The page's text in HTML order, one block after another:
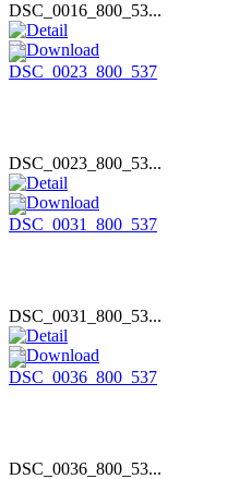
DSC_0016_800_53...
DSC_0023_800_53...
DSC_0031_800_53...
DSC_0036_800_53...